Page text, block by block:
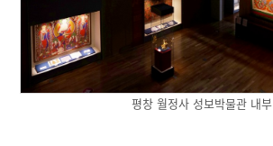
평창 월정사 성보박물관 내부